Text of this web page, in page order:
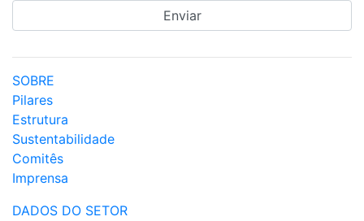
SOBRE
Pilares
Estrutura
Sustentabilidade
Comitês
Imprensa
DADOS DO SETOR